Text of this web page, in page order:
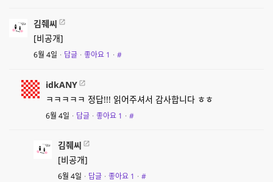
김줴씨
[비공개]
6월 4일 · 답글 · 좋아요 1 · #
idkANY
ㅋㅋㅋㅋㅋ 정답!!! 읽어주셔서 감사합니다 ㅎㅎ
6월 4일 · 답글 · 좋아요 1 · #
김줴씨
[비공개]
6월 4일 · 답글 · 좋아요 1 · #